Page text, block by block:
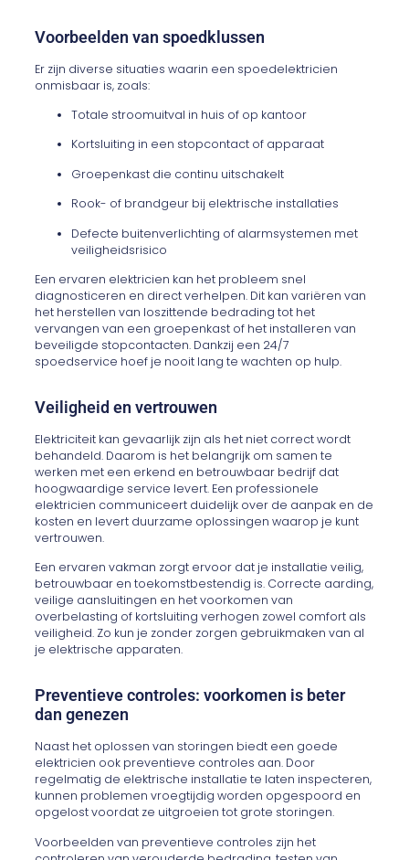
Voorbeelden van spoedklussen
Er zijn diverse situaties waarin een spoedelektricien
onmisbaar is, zoals:
Totale stroomuitval in huis of op kantoor
Kortsluiting in een stopcontact of apparaat
Groepenkast die continu uitschakelt
Rook- of brandgeur bij elektrische installaties
Defecte buitenverlichting of alarmsystemen met
veiligheidsrisico
Een ervaren elektricien kan het probleem snel
diagnosticeren en direct verhelpen. Dit kan variëren van
het herstellen van loszittende bedrading tot het
vervangen van een groepenkast of het installeren van
beveiligde stopcontacten. Dankzij een 24/7
spoedservice hoef je nooit lang te wachten op hulp.
Veiligheid en vertrouwen
Elektriciteit kan gevaarlijk zijn als het niet correct wordt
behandeld. Daarom is het belangrijk om samen te
werken met een erkend en betrouwbaar bedrijf dat
hoogwaardige service levert. Een professionele
elektricien communiceert duidelijk over de aanpak en de
kosten en levert duurzame oplossingen waarop je kunt
vertrouwen.
Een ervaren vakman zorgt ervoor dat je installatie veilig,
betrouwbaar en toekomstbestendig is. Correcte aarding,
veilige aansluitingen en het voorkomen van
overbelasting of kortsluiting verhogen zowel comfort als
veiligheid. Zo kun je zonder zorgen gebruikmaken van al
je elektrische apparaten.
Preventieve controles: voorkomen is beter
dan genezen
Naast het oplossen van storingen biedt een goede
elektricien ook preventieve controles aan. Door
regelmatig de elektrische installatie te laten inspecteren,
kunnen problemen vroegtijdig worden opgespoord en
opgelost voordat ze uitgroeien tot grote storingen.
Voorbeelden van preventieve controles zijn het